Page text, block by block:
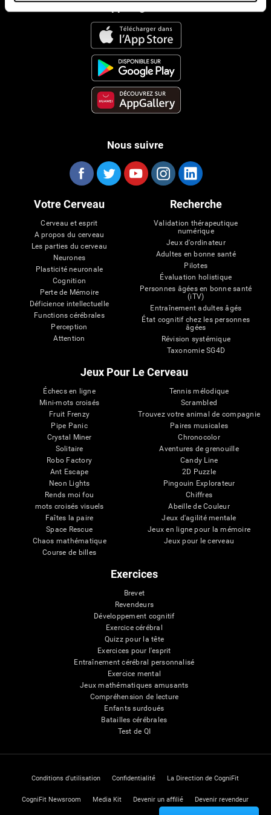
App CogniFit
Nous suivre
Votre Cerveau
Cerveau et esprit
A propos du cerveau
Les parties du cerveau
Neurones
Plasticité neuronale
Cognition
Perte de Mémoire
Déficience intellectuelle
Functions cérébrales
Perception
Attention
Recherche
Validation thérapeutique
numérique
Jeux d'ordinateur
Adultes en bonne santé
Pilotes
Évaluation holistique
Personnes âgées en bonne santé
(iTV)
Entraînement adultes âgés
État cognitif chez les personnes
âgées
Révision systémique
Taxonomie SG4D
Jeux Pour Le Cerveau
Échecs en ligne
Mini-mots croisés
Fruit Frenzy
Pipe Panic
Crystal Miner
Solitaire
Robo Factory
Ant Escape
Neon Lights
Rends moi fou
mots croisés visuels
Faîtes la paire
Space Rescue
Chaos mathématique
Course de billes
Tennis mélodique
Scrambled
Trouvez votre animal de compagnie
Paires musicales
Chronocolor
Aventures de grenouille
Candy Line
2D Puzzle
Pingouin Explorateur
Chiffres
Abeille de Couleur
Jeux d'agilité mentale
Jeux en ligne pour la mémoire
Jeux pour le cerveau
Exercices
Brevet
Revendeurs
Développement cognitif
Exercice cérébral
Quizz pour la tête
Exercices pour l'esprit
Entraînement cérébral personnalisé
Exercice mental
Jeux mathématiques amusants
Compréhension de lecture
Enfants surdoués
Batailles cérébrales
Test de QI
Conditions d'utilisation Confidentialité La Direction de CogniFit
CogniFit Newsroom Media Kit Devenir un affilié Devenir revendeur